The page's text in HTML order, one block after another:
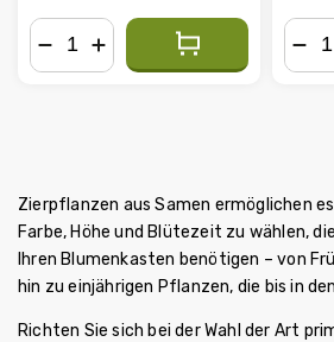
Zierpflanzen aus Samen ermöglichen
Farbe, Höhe und Blütezeit zu wählen,
Ihren Blumenkasten benötigen – von
hin zu einjährigen Pflanzen, die bis in
Richten Sie sich bei der Wahl der Art